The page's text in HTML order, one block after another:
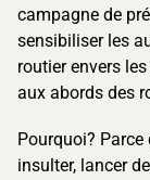
campagne de
sensibiliser les
routier envers
aux abords des
Pourquoi?
insulter, lancer